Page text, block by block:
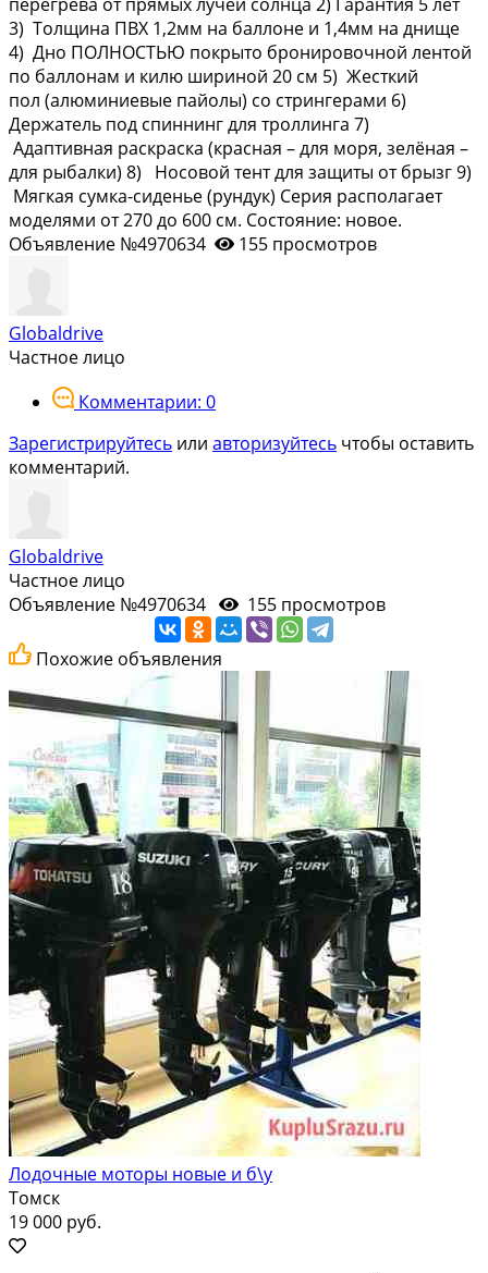
3) Толщина ПВХ 1,2мм на баллоне и 1,4мм на днище
4) Дно ПОЛНОСТЬЮ покрыто бронировочной лентой
по баллонам и килю шириной 20 см 5) Жесткий
пол (алюминиевые пайолы) со стрингерами 6)
Держатель под спиннинг для троллинга 7)
Адаптивная раскраска (красная – для моря, зелёная –
для рыбалки) 8) Носовой тент для защиты от брызг 9)
Мягкая сумка-сиденье (рундук) Серия располагает
моделями от 270 до 600 см. Состояние: новое.
Объявление №4970634
155 просмотров
Globaldrive
Частное лицо
Комментарии: 0
Зарегистрируйтесь или авторизуйтесь чтобы оставить
комментарий.
Globaldrive
Частное лицо
Объявление №4970634
155 просмотров
Похожие объявления
Лодочные моторы новые и б\у
Томск
19 000 руб.